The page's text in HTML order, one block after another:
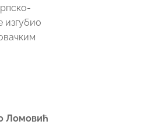
изгубио
Ломовић